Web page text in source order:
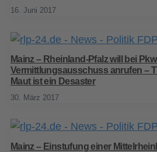
16. Juni 2017
Mainz – Rheinland-Pfalz will bei
Vermittlungsausschuss anrufen –
Maut ist ein Desaster
30. März 2017
Mainz – Einstufung einer